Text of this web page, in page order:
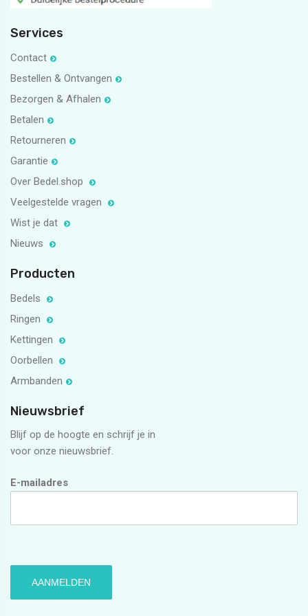
Services
Contact
Bestellen & Ontvangen
Bezorgen & Afhalen
Betalen
Retourneren
Garantie
Over Bedel.shop
Veelgestelde vragen
Wist je dat
Nieuws
Producten
Bedels
Ringen
Kettingen
Oorbellen
Armbanden
Nieuwsbrief
Blijf op de hoogte en schrijf je in
voor onze nieuwsbrief.
E-mailadres